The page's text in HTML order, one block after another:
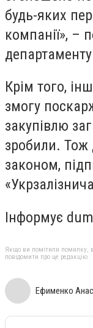
будь-яких
компанії», –
Крім того,
змогу
закупівлю
зробили. Тож
законом,
Інформує
Якщо ви помітили помилку,
повідомити про це редакцію
Ефименко